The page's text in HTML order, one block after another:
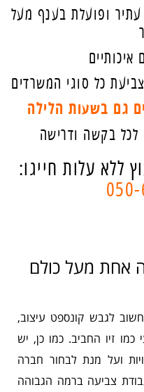
עתיר ופועלת בענף מעל
כל סוגי המשרדים
גם בשעות הלילה
לכל בקשה ודרישה
ללא עלות חייגו:
אחת מעל כולם
לגבש קונספט עיצוב,
זיו החביב. כמו כן, יש
ועל מנת לבחור חברה
צביעה ברמה הגבוהה